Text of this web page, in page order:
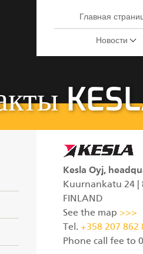
Главная
Новости
Kesla Oyj,
Kuurnankatu 24 |
FINLAND
See the map >>>
Tel. +358 207 862
Phone call fee to